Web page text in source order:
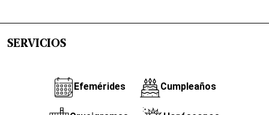
SERVICIOS
Efemérides Cumpleaños